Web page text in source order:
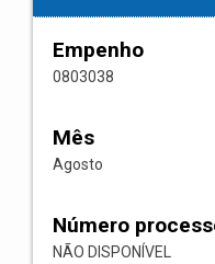
Empenho
0803038
Mês
Agosto
Número
NÃO DISPONÍVEL